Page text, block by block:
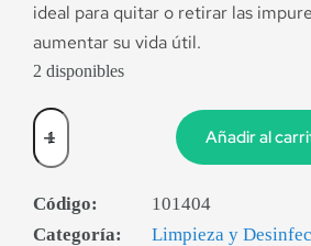
ideal para quitar o retirar las
aumentar su vida útil.
2 disponibles
Añadir al
Código:
101404
Categoría:
Limpieza y